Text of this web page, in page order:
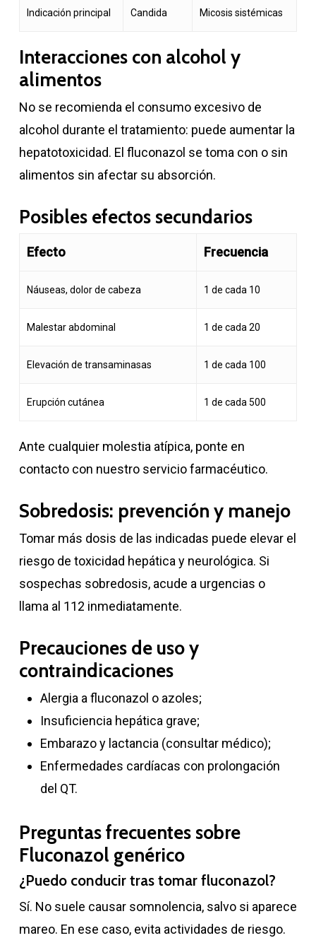
Indicación principal Candida Micosis sistémicas
Interacciones con alcohol y
alimentos
No se recomienda el consumo excesivo de
alcohol durante el tratamiento: puede aumentar la
hepatotoxicidad. El fluconazol se toma con o sin
alimentos sin afectar su absorción.
Posibles efectos secundarios
Efecto Frecuencia
Náuseas, dolor de cabeza 1 de cada 10
Malestar abdominal 1 de cada 20
Elevación de transaminasas 1 de cada 100
Erupción cutánea 1 de cada 500
Ante cualquier molestia atípica, ponte en
contacto con nuestro servicio farmacéutico.
Sobredosis: prevención y manejo
Tomar más dosis de las indicadas puede elevar el
riesgo de toxicidad hepática y neurológica. Si
sospechas sobredosis, acude a urgencias o
llama al 112 inmediatamente.
Precauciones de uso y
contraindicaciones
Alergia a fluconazol o azoles;
Insuficiencia hepática grave;
Embarazo y lactancia (consultar médico);
Enfermedades cardíacas con prolongación
del QT.
Preguntas frecuentes sobre
Fluconazol genérico
¿Puedo conducir tras tomar fluconazol?
Sí. No suele causar somnolencia, salvo si aparece
mareo. En ese caso, evita actividades de riesgo.